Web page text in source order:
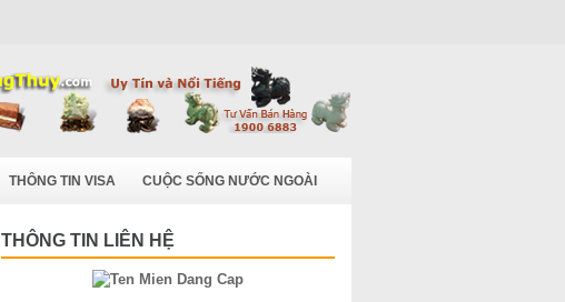
THÔNG TIN VISA CUỘC SỐNG NƯỚC NGOÀI
THÔNG TIN LIÊN HỆ